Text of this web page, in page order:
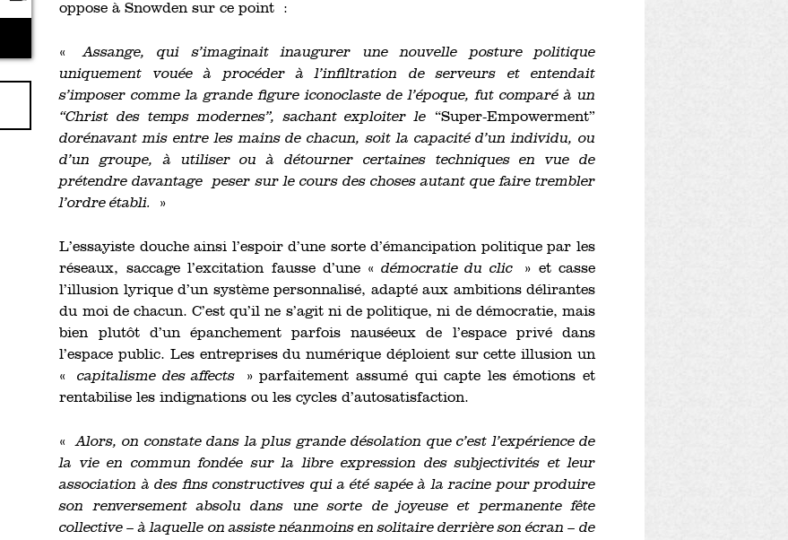
oppose à Snowden sur ce point :
«Assange, qui s’imaginait inaugurer une nouvelle posture politique
uniquement vouée à procéder à l’infiltration de serveurs et entendait
s’imposer comme la grande figure iconoclaste de l’époque, fut comparé à un
“Christ des temps modernes”, sachant exploiter le “Super-Empowerment”
dorénavant mis entre les mains de chacun, soit la capacité d’un individu, ou
d’un groupe, à utiliser ou à détourner certaines techniques en vue de
prétendre davantage
peser sur le cours des choses autant que faire trembler
l’ordre établi.
»
L’essayiste douche ainsi l’espoir d’une sorte d’émancipation politique par les
réseaux, saccage l’excitation fausse d’une « démocratie du clic» et casse
l’illusion lyrique d’un système personnalisé, adapté aux ambitions délirantes
du moi de chacun. C’est qu’il ne s’agit ni de politique, ni de démocratie, mais
bien plutôt d’un épanchement parfois nauséeux de l’espace privé dans
l’espace public. Les entreprises du numérique déploient sur cette illusion un
« capitalisme des affects » parfaitement assumé qui capte les émotions et
rentabilise les indignations ou les cycles d’autosatisfaction.
«Alors, on constate dans la plus grande désolation que c’est l’expérience de
la vie en commun fondée sur la libre expression des subjectivités et leur
association à des fins constructives qui a été sapée à la racine pour produire
son renversement absolu dans une sorte de joyeuse et permanente fête
collective – à laquelle on assiste néanmoins en solitaire derrière son écran – de